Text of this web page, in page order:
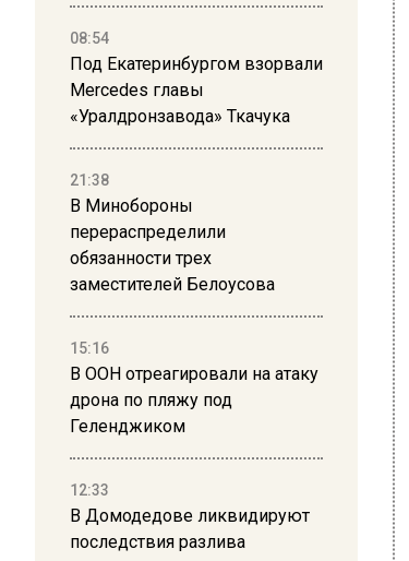
08:54
Под Екатеринбургом взорвали
Mercedes главы
«Уралдронзавода» Ткачука
21:38
В Минобороны
перераспределили
обязанности трех
заместителей Белоусова
15:16
В ООН отреагировали на атаку
дрона по пляжу под
Геленджиком
12:33
В Домодедове ликвидируют
последствия разлива